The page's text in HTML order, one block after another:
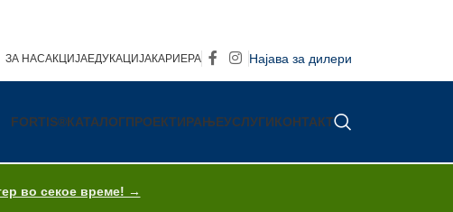
ЗА НАСАКЦИЈАЕДУКАЦИЈАКАРИЕРА Најава за дилери
FORTIS®КАТАЛОГПРОЕКТИРАЊЕУСЛУГИКОНТАКТ
во секое време! →